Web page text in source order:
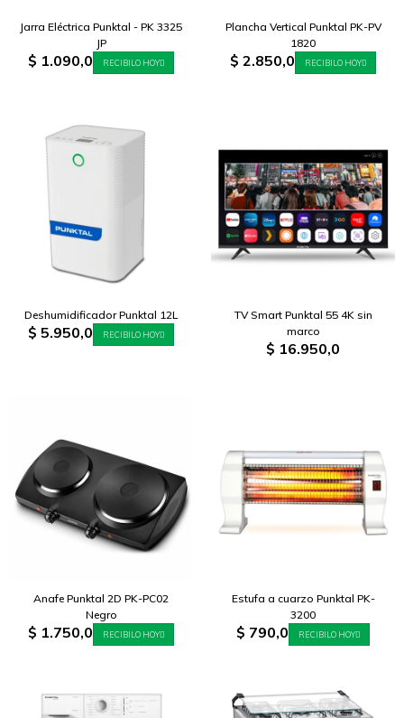
Jarra Eléctrica Punktal - PK 3325
JP
$ 1.090,0 RECIBILO HOY
Plancha Vertical Punktal PK-PV
1820
$ 2.850,0 RECIBILO HOY
Deshumidificador Punktal 12L
$ 5.950,0 RECIBILO HOY
TV Smart Punktal 55 4K sin
marco
$ 16.950,0
Anafe Punktal 2D PK-PC02
Negro
$ 1.750,0 RECIBILO HOY
Estufa a cuarzo Punktal PK-
3200
$ 790,0 RECIBILO HOY